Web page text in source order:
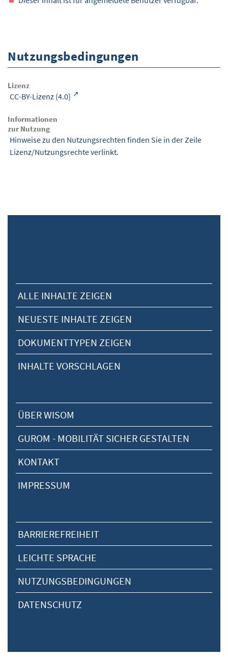
Nutzungsbedingungen
Lizenz
CC-BY-Lizenz (4.0)
Informationen
zur Nutzung
Hinweise zu den Nutzungsrechten finden Sie in der Zeile
Lizenz/Nutzungsrechte verlinkt.
ALLE INHALTE ZEIGEN
NEUESTE INHALTE ZEIGEN
DOKUMENTTYPEN ZEIGEN
INHALTE VORSCHLAGEN
ÜBER WISOM
GUROM - MOBILITÄT SICHER GESTALTEN
KONTAKT
IMPRESSUM
BARRIEREFREIHEIT
LEICHTE SPRACHE
NUTZUNGSBEDINGUNGEN
DATENSCHUTZ